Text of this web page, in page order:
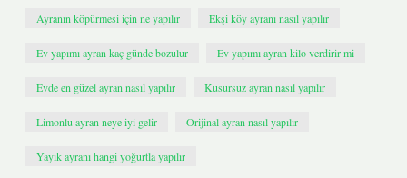
Ayranın köpürmesi için ne yapılır Ekşi köy ayranı nasıl yapılır
Ev yapımı ayran kaç günde bozulur Ev yapımı ayran kilo verdirir mi
Evde en güzel ayran nasıl yapılır Kusursuz ayran nasıl yapılır
Limonlu ayran neye iyi gelir Orijinal ayran nasıl yapılır
Yayık ayranı hangi yoğurtla yapılır